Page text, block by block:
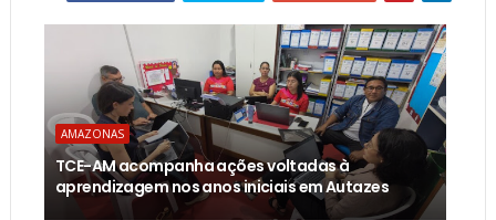
AMAZONAS
TCE-AM acompanha ações voltadas à
aprendizagem nos anos iniciais em Autazes